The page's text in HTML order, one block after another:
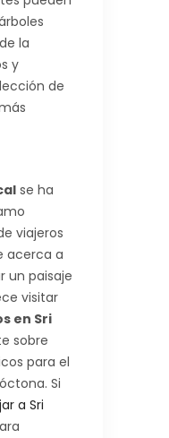
la
y
de
se ha
viajeros
acerca a
un paisaje
visitar
en Sri
sobre
para el
Si
a Sri